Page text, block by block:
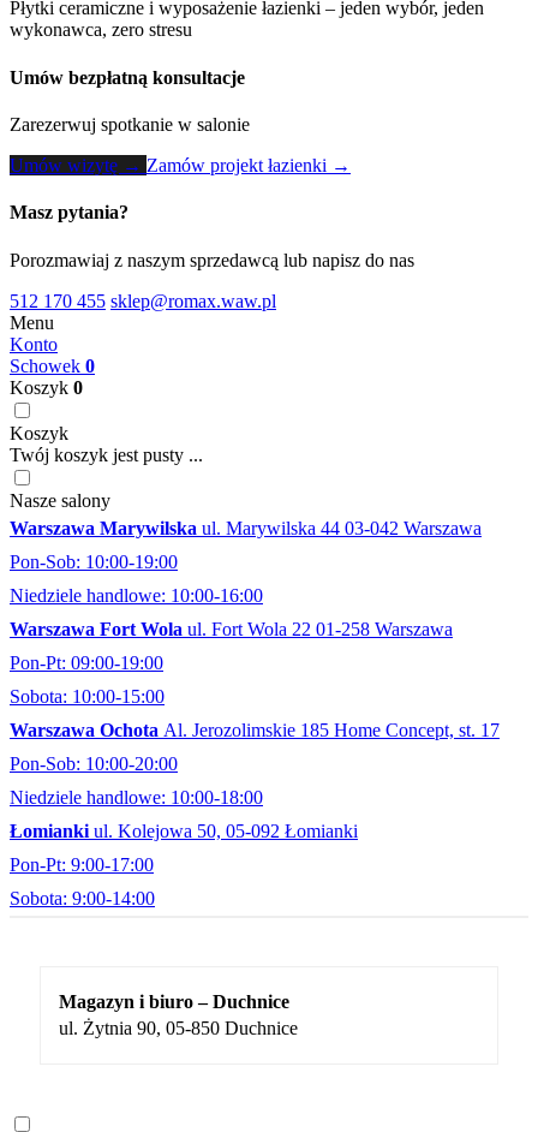
Płytki ceramiczne i wyposażenie łazienki – jeden wybór, jeden
wykonawca, zero stresu
Umów bezpłatną konsultacje
Zarezerwuj spotkanie w salonie
Umów wizytę → Zamów projekt łazienki →
Masz pytania?
Porozmawiaj z naszym sprzedawcą lub napisz do nas
512 170 455 sklep@romax.waw.pl
Menu
Konto
Schowek 0
Koszyk 0
Koszyk
Twój koszyk jest pusty ...
Nasze salony
Warszawa Marywilska ul. Marywilska 44 03-042 Warszawa
Pon-Sob: 10:00-19:00
Niedziele handlowe: 10:00-16:00
Warszawa Fort Wola ul. Fort Wola 22 01-258 Warszawa
Pon-Pt: 09:00-19:00
Sobota: 10:00-15:00
Warszawa Ochota Al. Jerozolimskie 185 Home Concept, st. 17
Pon-Sob: 10:00-20:00
Niedziele handlowe: 10:00-18:00
Łomianki ul. Kolejowa 50, 05-092 Łomianki
Pon-Pt: 9:00-17:00
Sobota: 9:00-14:00
Magazyn i biuro – Duchnice
ul. Żytnia 90, 05-850 Duchnice